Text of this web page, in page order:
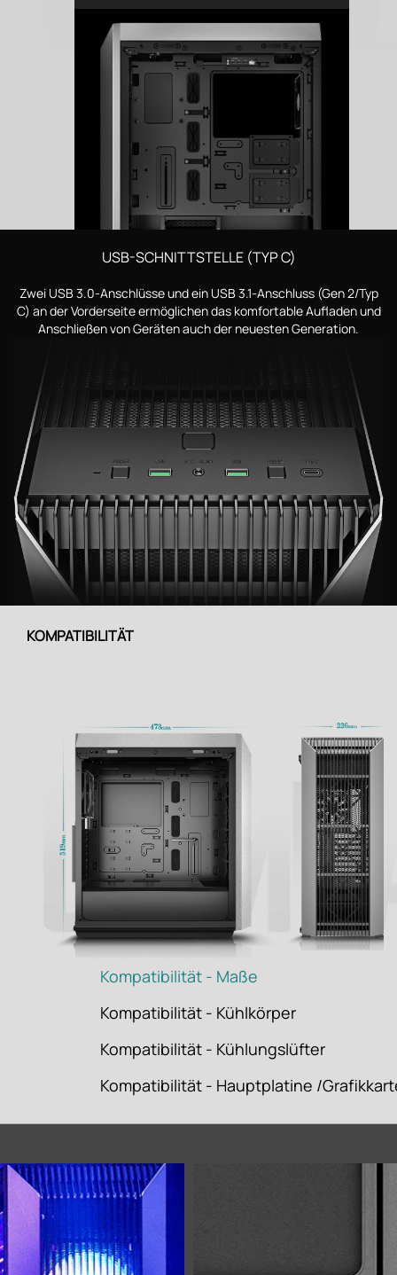
USB-SCHNITTSTELLE (TYP C)
Zwei USB 3.0-Anschlüsse und ein USB 3.1-Anschluss (Gen 2/Typ
C) an der Vorderseite ermöglichen das komfortable Aufladen und
Anschließen von Geräten auch der neuesten Generation.
KOMPATIBILITÄT
Kompatibilität - Maße
Kompatibilität - Kühlkörper
Kompatibilität - Kühlungslüfter
Kompatibilität - Hauptplatine /